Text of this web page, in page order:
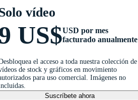
vídeo
US$USD por mes
facturado anualmente
el acceso a toda nuestra colección de
de stock y gráficos en movimiento
para uso comercial. Imágenes no
Suscríbete ahora